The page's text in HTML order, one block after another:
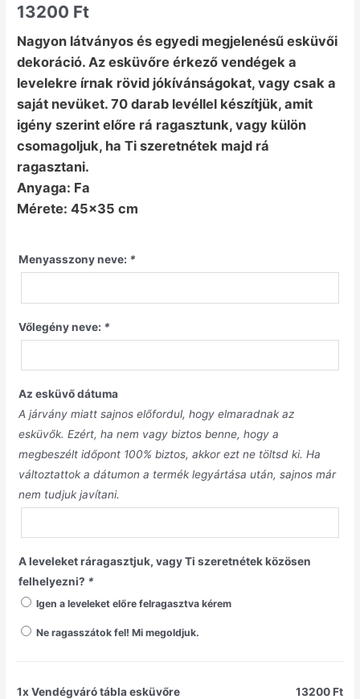
13200 Ft
Nagyon látványos és egyedi megjelenésű esküvői
dekoráció. Az esküvőre érkező vendégek a
levelekre írnak rövid jókívánságokat, vagy csak a
saját nevüket. 70 darab levéllel készítjük, amit
igény szerint előre rá ragasztunk, vagy külön
csomagoljuk, ha Ti szeretnétek majd rá
ragasztani.
Anyaga: Fa
Mérete: 45×35 cm
Menyasszony neve: *
Vőlegény neve: *
Az esküvő dátuma
A járvány miatt sajnos előfordul, hogy elmaradnak az
esküvők. Ezért, ha nem vagy biztos benne, hogy a
megbeszélt időpont 100% biztos, akkor ezt ne töltsd ki. Ha
változtattok a dátumon a termék legyártása után, sajnos már
nem tudjuk javítani.
A leveleket ráragasztjuk, vagy Ti szeretnétek közösen
felhelyezni? *
Igen a leveleket előre felragasztva kérem
Ne ragasszátok fel! Mi megoldjuk.
1xVendégváró tábla esküvőre 13200 Ft